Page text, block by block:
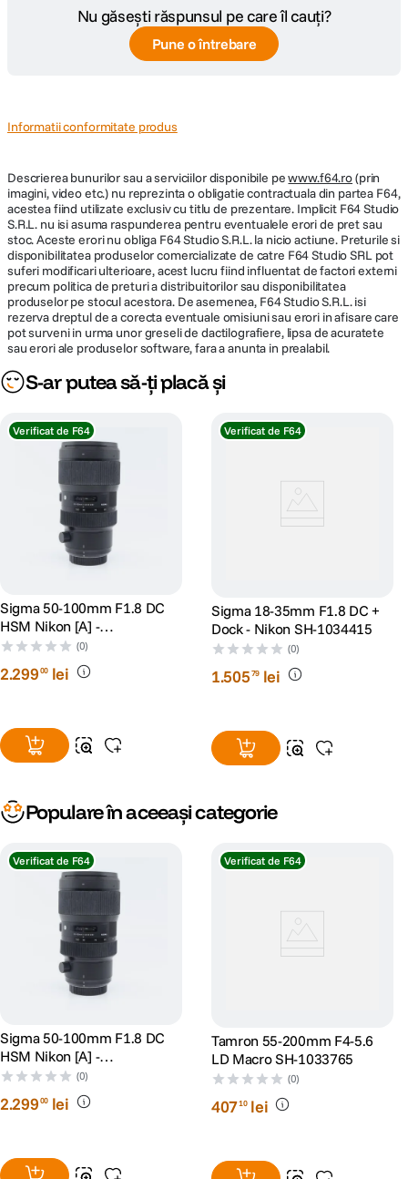
Nu găsești răspunsul pe care îl cauți?
Pune o întrebare
Informatii conformitate produs
Descrierea bunurilor sau a serviciilor disponibile pewww.f64.ro(prin
imagini, video etc.) nu reprezinta o obligatie contractuala din partea F64,
acestea fiind utilizate exclusiv cu titlu de prezentare. Implicit F64 Studio
S.R.L. nu isi asuma raspunderea pentru eventualele erori de pret sau
stoc. Aceste erori nu obliga F64 Studio S.R.L. la nicio actiune. Preturile si
disponibilitatea produselor comercializate de catre F64 Studio SRL pot
suferi modificari ulterioare, acest lucru fiind influentat de factori externi
precum politica de preturi a distribuitorilor sau disponibilitatea
produselor pe stocul acestora. De asemenea, F64 Studio S.R.L. isi
rezerva dreptul de a corecta eventuale omisiuni sau erori in afisare care
pot surveni in urma unor greseli de dactilografiere, lipsa de acuratete
sau erori ale produselor software, fara a anunta in prealabil.
S-ar putea să-ți placă și
Verificat de F64
Sigma 50-100mm F1.8 DC
HSM Nikon [A] -
SH125093082
(0)
2.29900 lei
Verificat de F64
Sigma 18-35mm F1.8 DC +
Dock - Nikon SH-1034415
(0)
1.50579 lei
Populare în aceeași categorie
Verificat de F64
Sigma 50-100mm F1.8 DC
HSM Nikon [A] -
SH125093082
(0)
2.29900 lei
Verificat de F64
Tamron 55-200mm F4-5.6
LD Macro SH-1033765
(0)
40710 lei